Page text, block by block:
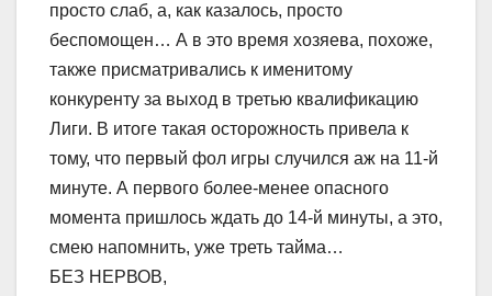
просто слаб, а, как казалось, просто
беспомощен… А в это время хозяева, похоже,
также присматривались к именитому
конкуренту за выход в третью квалификацию
Лиги. В итоге такая осторожность привела к
тому, что первый фол игры случился аж на 11-й
минуте. А первого более-менее опасного
момента пришлось ждать до 14-й минуты, а это,
смею напомнить, уже треть тайма…
БЕЗ НЕРВОВ,